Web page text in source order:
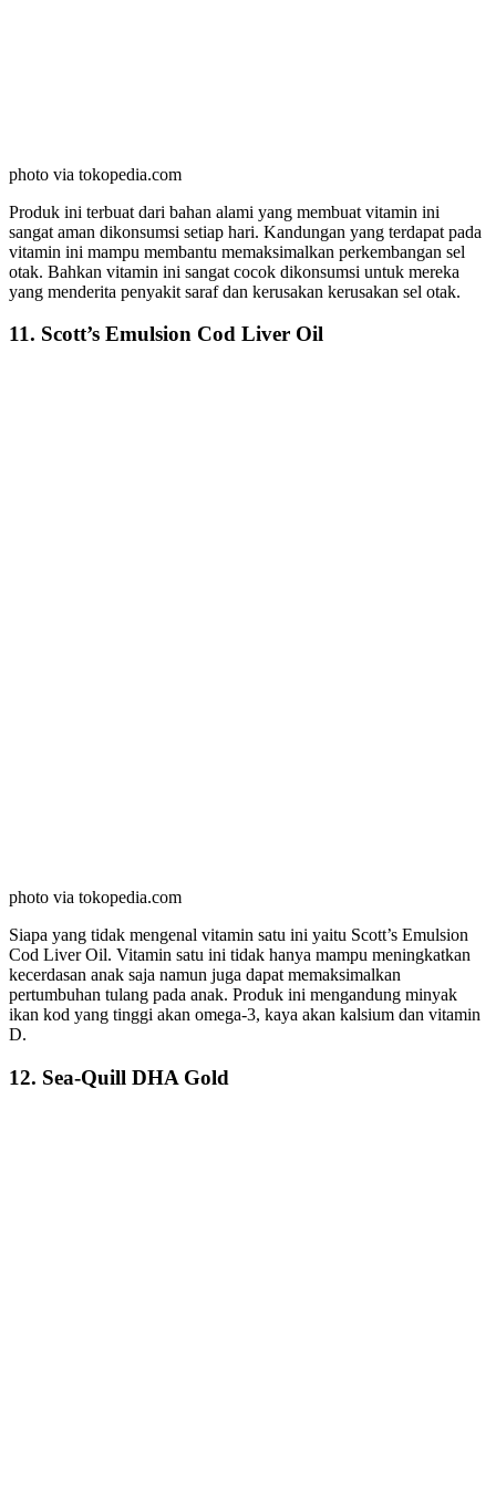
photo via tokopedia.com
Produk ini terbuat dari bahan alami yang membuat vitamin ini
sangat aman dikonsumsi setiap hari. Kandungan yang terdapat pada
vitamin ini mampu membantu memaksimalkan perkembangan sel
otak. Bahkan vitamin ini sangat cocok dikonsumsi untuk mereka
yang menderita penyakit saraf dan kerusakan kerusakan sel otak.
11. Scott’s Emulsion Cod Liver Oil
photo via tokopedia.com
Siapa yang tidak mengenal vitamin satu ini yaitu Scott’s Emulsion
Cod Liver Oil. Vitamin satu ini tidak hanya mampu meningkatkan
kecerdasan anak saja namun juga dapat memaksimalkan
pertumbuhan tulang pada anak. Produk ini mengandung minyak
ikan kod yang tinggi akan omega-3, kaya akan kalsium dan vitamin
D.
12. Sea-Quill DHA Gold